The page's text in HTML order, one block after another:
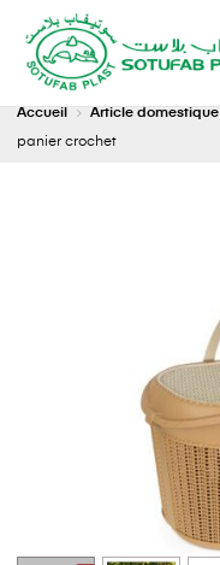
Accueil Article domestique
panier crochet